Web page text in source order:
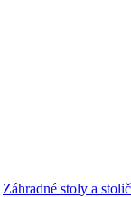
Záhradné stoly a